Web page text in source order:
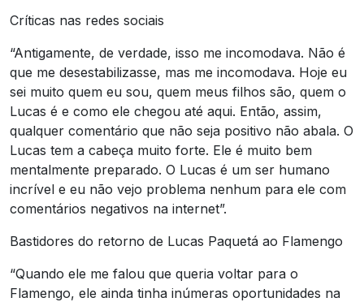
Críticas nas redes sociais
“Antigamente, de verdade, isso me incomodava. Não é
que me desestabilizasse, mas me incomodava. Hoje eu
sei muito quem eu sou, quem meus filhos são, quem o
Lucas é e como ele chegou até aqui. Então, assim,
qualquer comentário que não seja positivo não abala. O
Lucas tem a cabeça muito forte. Ele é muito bem
mentalmente preparado. O Lucas é um ser humano
incrível e eu não vejo problema nenhum para ele com
comentários negativos na internet”.
Bastidores do retorno de Lucas Paquetá ao Flamengo
“Quando ele me falou que queria voltar para o
Flamengo, ele ainda tinha inúmeras oportunidades na